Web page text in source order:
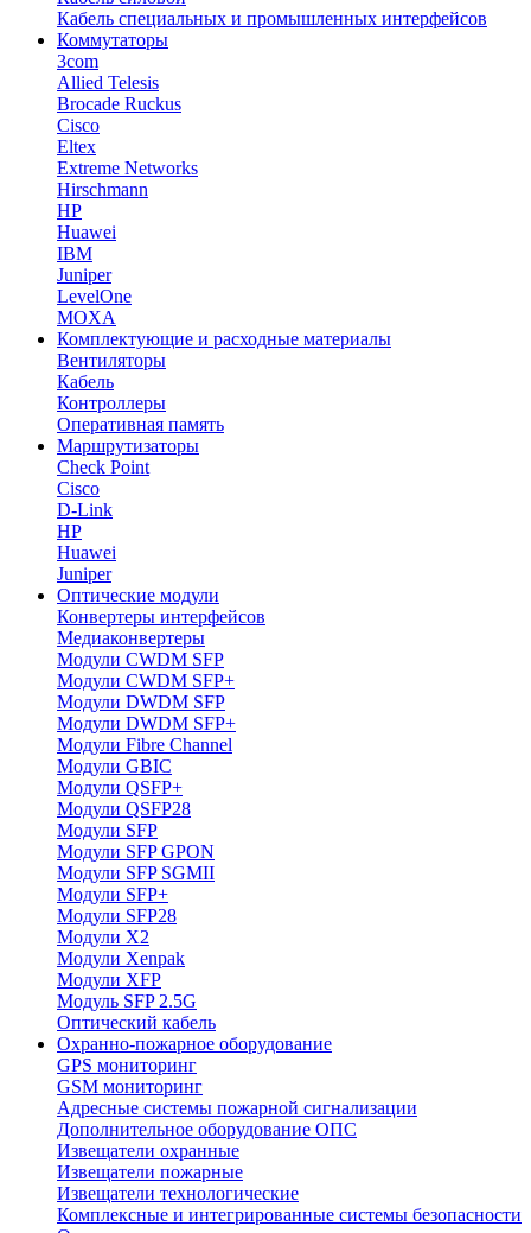
Кабель специальных и промышленных интерфейсов
Коммутаторы
3com
Allied Telesis
Brocade Ruckus
Cisco
Eltex
Extreme Networks
Hirschmann
HP
Huawei
IBM
Juniper
LevelOne
MOXA
Комплектующие и расходные материалы
Вентиляторы
Кабель
Контроллеры
Оперативная память
Маршрутизаторы
Check Point
Cisco
D-Link
HP
Huawei
Juniper
Оптические модули
Конвертеры интерфейсов
Медиаконвертеры
Модули CWDM SFP
Модули CWDM SFP+
Модули DWDM SFP
Модули DWDM SFP+
Модули Fibre Channel
Модули GBIC
Модули QSFP+
Модули QSFP28
Модули SFP
Модули SFP GPON
Модули SFP SGMII
Модули SFP+
Модули SFP28
Модули X2
Модули Xenpak
Модули XFP
Модуль SFP 2.5G
Оптический кабель
Охранно-пожарное оборудование
GPS мониторинг
GSM мониторинг
Адресные системы пожарной сигнализации
Дополнительное оборудование ОПС
Извещатели охранные
Извещатели пожарные
Извещатели технологические
Комплексные и интегрированные системы безопасноcти